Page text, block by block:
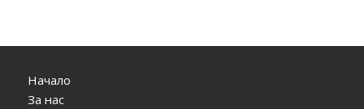
Начало
За нас